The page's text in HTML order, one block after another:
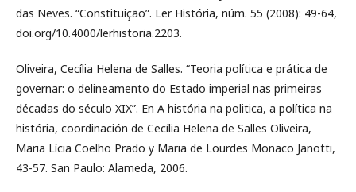
das Neves. “Constituição”. Ler História, núm. 55 (2008): 49-64,
doi.org/10.4000/lerhistoria.2203.
Oliveira, Cecília Helena de Salles. “Teoria política e prática de
governar: o delineamento do Estado imperial nas primeiras
décadas do século XIX”. En A história na politica, a política na
história, coordinación de Cecília Helena de Salles Oliveira,
Maria Lícia Coelho Prado y Maria de Lourdes Monaco Janotti,
43-57. San Paulo: Alameda, 2006.